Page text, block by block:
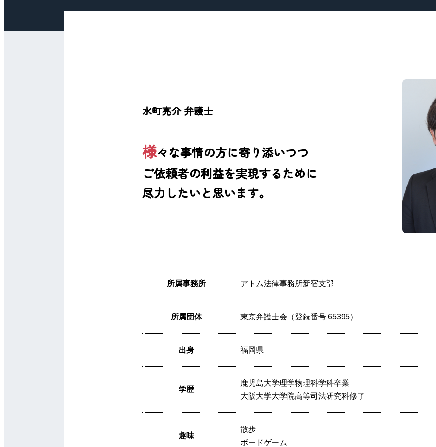
水町亮介 弁護士
様々な事情の方に寄り添いつつ
ご依頼者の利益を実現するために
尽力したいと思います。
所属事務所 アトム法律事務所新宿支部
所属団体 東京弁護士会（登録番号 65395）
出身 福岡県
学歴
鹿児島大学理学物理科学科卒業
大阪大学大学院高等司法研究科修了
趣味
散歩
ボードゲーム